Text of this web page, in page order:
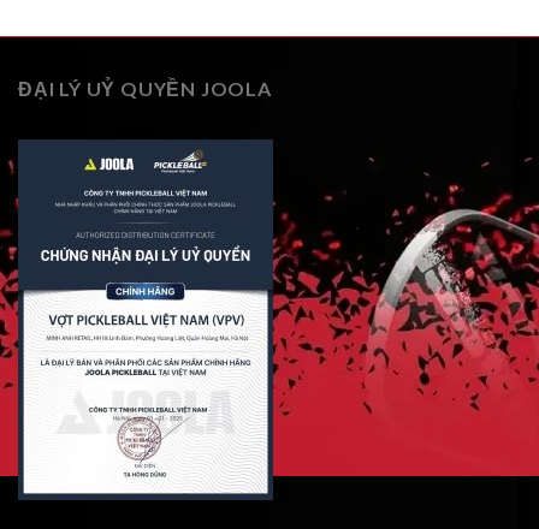
ĐẠI LÝ UỶ QUYỀN JOOLA